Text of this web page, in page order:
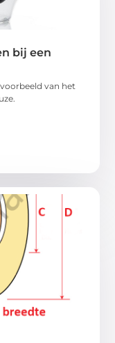
bij een
van het